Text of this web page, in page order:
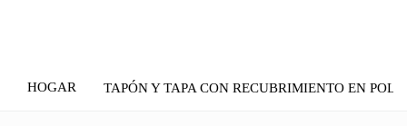
HOGAR TAPÓN Y TAPA CON RECUBRIMIENTO EN